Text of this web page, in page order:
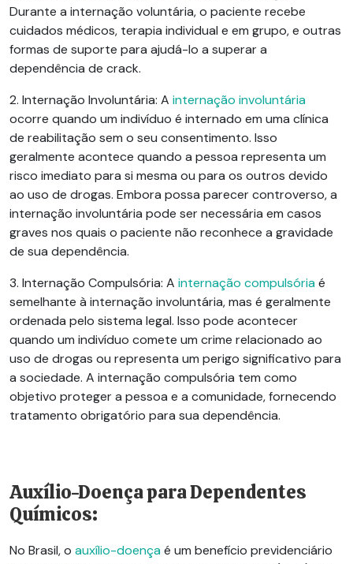
Durante a internação voluntária, o paciente recebe
cuidados médicos, terapia individual e em grupo, e outras
formas de suporte para ajudá-lo a superar a
dependência de crack.
2. Internação Involuntária: A internação involuntária
ocorre quando um indivíduo é internado em uma clínica
de reabilitação sem o seu consentimento. Isso
geralmente acontece quando a pessoa representa um
risco imediato para si mesma ou para os outros devido
ao uso de drogas. Embora possa parecer controverso, a
internação involuntária pode ser necessária em casos
graves nos quais o paciente não reconhece a gravidade
de sua dependência.
3. Internação Compulsória: A internação compulsóriaé
semelhante à internação involuntária, mas é geralmente
ordenada pelo sistema legal. Isso pode acontecer
quando um indivíduo comete um crime relacionado ao
uso de drogas ou representa um perigo significativo para
a sociedade. A internação compulsória tem como
objetivo proteger a pessoa e a comunidade, fornecendo
tratamento obrigatório para sua dependência.
Auxílio-Doença para Dependentes
Químicos:
No Brasil, o auxílio-doençaé um benefício previdenciário